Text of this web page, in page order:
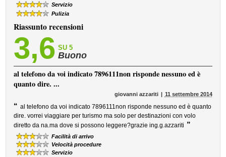
Servizio
Pulizia
Riassunto recensioni
3,6 SU 5
Buono
al telefono da voi indicato 7896111non risponde nessuno ed è
quanto dire. ...
giovanni azzariti 11 settembre 2014
“ al telefono da voi indicato 7896111non risponde nessuno ed è quanto
dire. vorrei viaggiare per turismo ma solo per destinazioni con volo
diretto da na.ma dove si possono leggere?grazie ing.g.azzariti ”
Facilità di arrivo
Velocità procedure
Servizio